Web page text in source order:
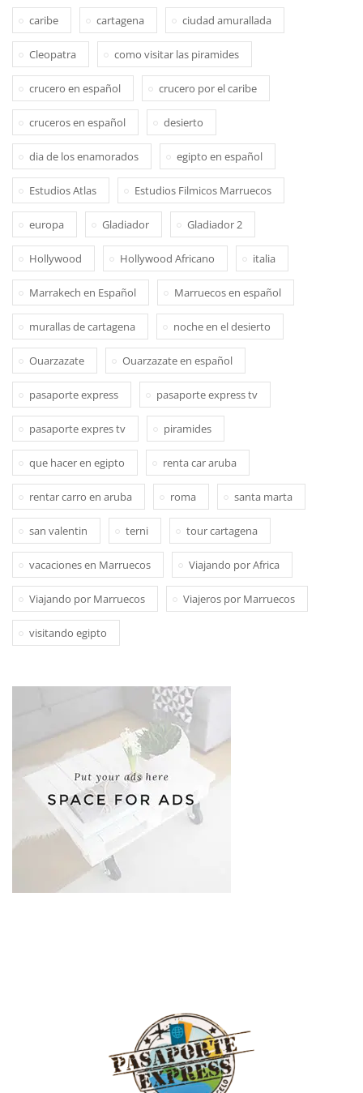
caribe cartagena ciudad amurallada
Cleopatra como visitar las piramides
crucero en español crucero por el caribe
cruceros en español desierto
dia de los enamorados egipto en español
Estudios Atlas Estudios Filmicos Marruecos
europa Gladiador Gladiador 2
Hollywood Hollywood Africano italia
Marrakech en Español Marruecos en español
murallas de cartagena noche en el desierto
Ouarzazate Ouarzazate en español
pasaporte express pasaporte express tv
pasaporte expres tv piramides
que hacer en egipto renta car aruba
rentar carro en aruba roma santa marta
san valentin terni tour cartagena
vacaciones en Marruecos Viajando por Africa
Viajando por Marruecos Viajeros por Marruecos
visitando egipto